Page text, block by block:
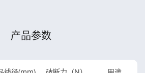
产品参数